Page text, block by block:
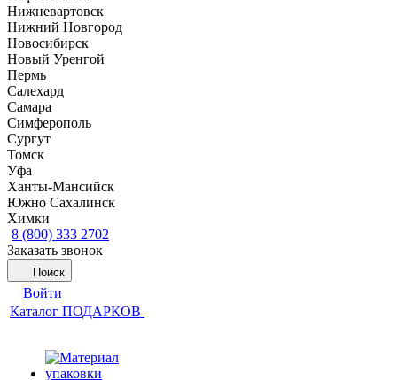
Нижневартовск
Нижний Новгород
Новосибирск
Новый Уренгой
Пермь
Салехард
Самара
Симферополь
Сургут
Томск
Уфа
Ханты-Мансийск
Южно Сахалинск
Химки
8 (800) 333 2702
Заказать звонок
Поиск
Войти
Каталог ПОДАРКОВ